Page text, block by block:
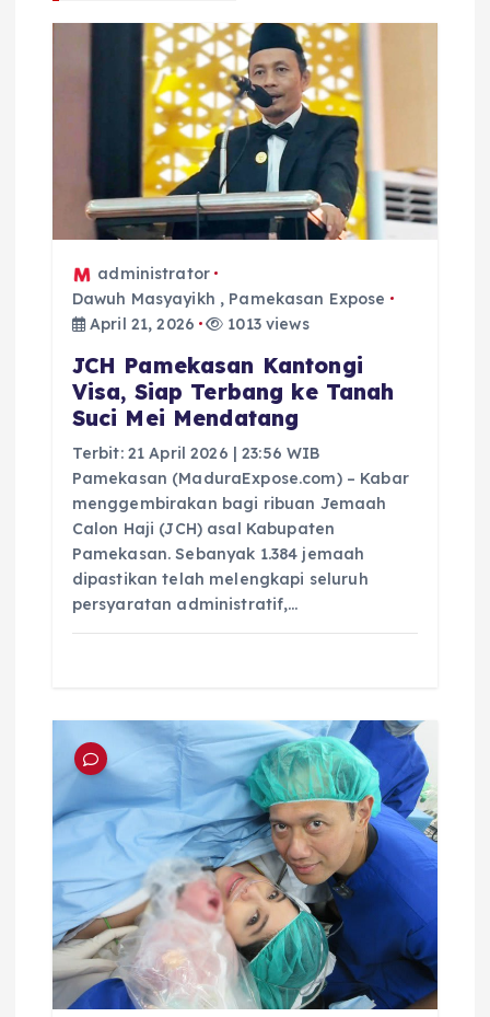
p
administrator
Dawuh Masyayikh , Pamekasan Expose
April 21, 2026
1013 views
JCH Pamekasan Kantongi
Visa, Siap Terbang ke Tanah
Suci Mei Mendatang
Terbit: 21 April 2026 | 23:56 WIB
Pamekasan (MaduraExpose.com) – Kabar
menggembirakan bagi ribuan Jemaah
Calon Haji (JCH) asal Kabupaten
Pamekasan. Sebanyak 1.384 jemaah
dipastikan telah melengkapi seluruh
persyaratan administratif,…